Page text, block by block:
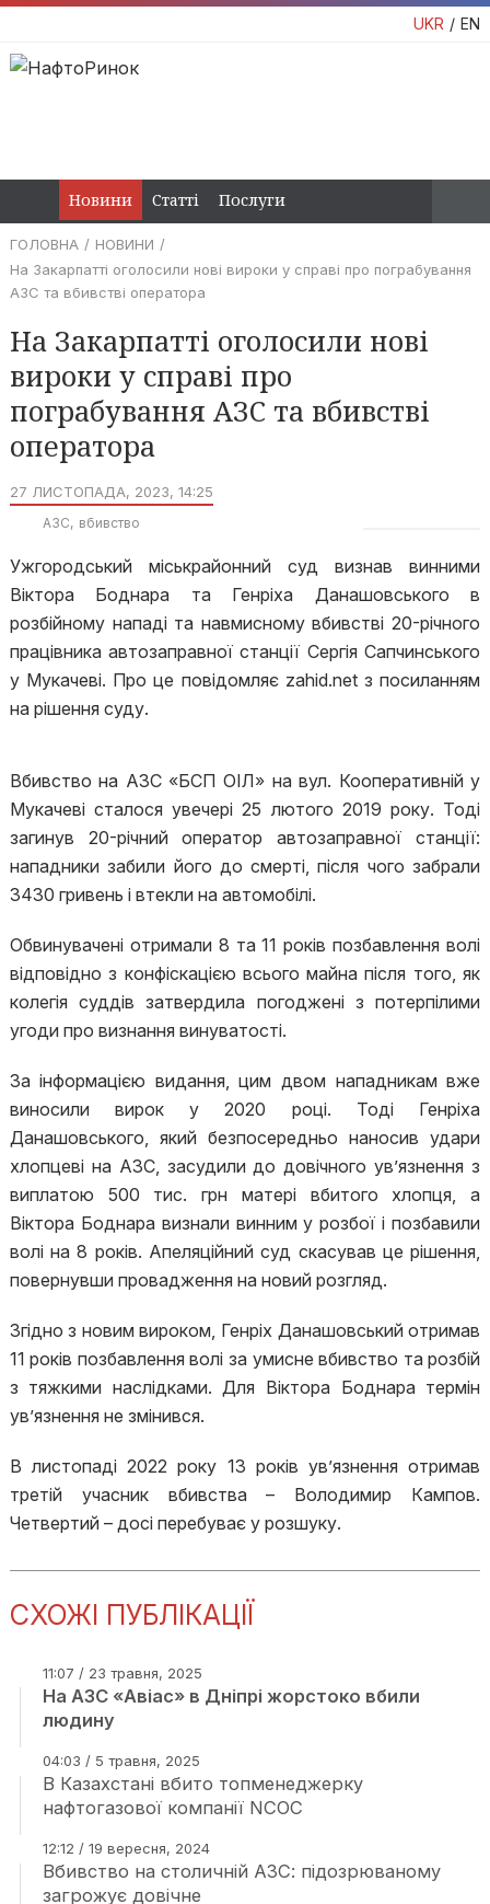
UKR EN
Новини Статті Послуги
ГОЛОВНА
НОВИНИ
На Закарпатті оголосили нові вироки у справі про пограбування
АЗС та вбивстві оператора
На Закарпатті оголосили нові
вироки у справі про
пограбування АЗС та вбивстві
оператора
27 ЛИСТОПАДА, 2023, 14:25
АЗС вбивство
Ужгородський міськрайонний суд визнав винними
Віктора Боднара та Генріха Данашовського в
розбійному нападі та навмисному вбивстві 20-річного
працівника автозаправної станції Сергія Сапчинського
у Мукачеві. Про це повідомляє zahid.net з посиланням
на рішення суду.
Вбивство на АЗС «БСП ОІЛ» на вул. Кооперативній у
Мукачеві сталося увечері 25 лютого 2019 року. Тоді
загинув 20-річний оператор автозаправної станції:
нападники забили його до смерті, після чого забрали
3430 гривень і втекли на автомобілі.
Обвинувачені отримали 8 та 11 років позбавлення волі
відповідно з конфіскацією всього майна після того, як
колегія суддів затвердила погоджені з потерпілими
угоди про визнання винуватості.
За інформацією видання, цим двом нападникам вже
виносили вирок у 2020 році. Тоді Генріха
Данашовського, який безпосередньо наносив удари
хлопцеві на АЗС, засудили до довічного ув’язнення з
виплатою 500 тис. грн матері вбитого хлопця, а
Віктора Боднара визнали винним у розбої і позбавили
волі на 8 років. Апеляційний суд скасував це рішення,
повернувши провадження на новий розгляд.
Згідно з новим вироком, Генріх Данашовський отримав
11 років позбавлення волі за умисне вбивство та розбій
з тяжкими наслідками. Для Віктора Боднара термін
ув’язнення не змінився.
В листопаді 2022 року 13 років ув’язнення отримав
третій учасник вбивства – Володимир Кампов.
Четвертий – досі перебуває у розшуку.
СХОЖІ ПУБЛІКАЦІЇ
11:07 / 23 травня, 2025
На АЗС «Авіас» в Дніпрі жорстоко вбили
людину
04:03 / 5 травня, 2025
В Казахстані вбито топменеджерку
нафтогазової компанії NCOC
12:12 / 19 вересня, 2024
Вбивство на столичній АЗС: підозрюваному
загрожує довічне